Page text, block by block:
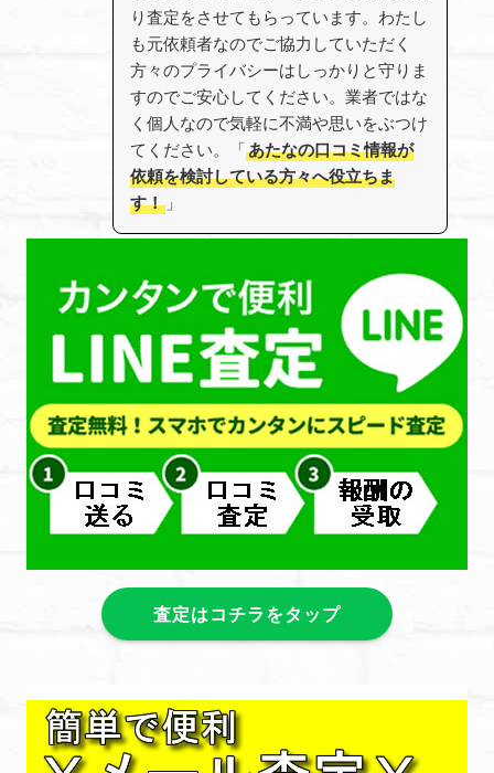
り査定をさせてもらっています。わたし
も元依頼者なのでご協力していただく
方々のプライバシーはしっかりと守りま
すのでご安心してください。業者ではな
く個人なので気軽に不満や思いをぶつけ
てください。「あたなの口コミ情報が
依頼を検討している方々へ役立ちま
す！ 」
査定はコチラをタップ